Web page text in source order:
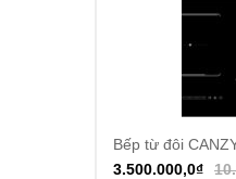
Bếp từ đôi
3.500.000,0₫